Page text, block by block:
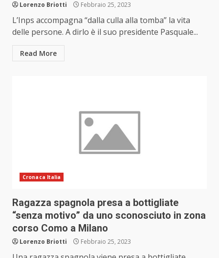
Lorenzo Briotti Febbraio 25, 2023
L’Inps accompagna “dalla culla alla tomba” la vita
delle persone. A dirlo è il suo presidente Pasquale...
Read More
Cronaca Italia
Ragazza spagnola presa a bottigliate
“senza motivo” da uno sconosciuto in zona
corso Como a Milano
Lorenzo Briotti Febbraio 25, 2023